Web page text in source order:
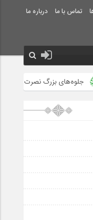
تماس با ما درباره ما
نصرت الهی در ماه مبارک